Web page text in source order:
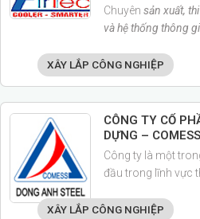
XÂY LẮP CÔNG NGHIỆP
Chuyên sản xuất,
và hệ thống thông
CÔNG TY CỔ
DỰNG – COMESS
XÂY LẮP CÔNG NGHIỆP
Công ty là một
đầu trong lĩnh vực
thủy công và các